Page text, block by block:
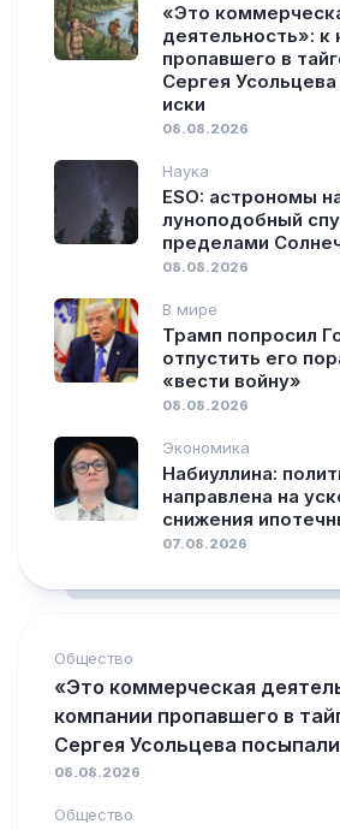
«Это
деятельность»: к
пропавшего в
Сергея
иски
08.08.2026
Наука
ESO: астрономы
луноподобный
пределами
08.08.2026
В мире
Трамп попросил
отпустить его
«вести войну»
08.08.2026
Экономика
Набиуллина:
направлена на
снижения
07.08.2026
Общество
«Это коммерческая
компании пропавшего в
Сергея Усольцева
08.08.2026
Общество